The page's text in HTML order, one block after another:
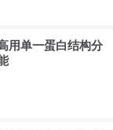
用单一蛋白结构分